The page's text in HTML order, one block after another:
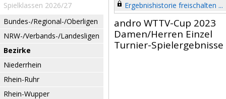
Spielklassen 2026/27
Bundes-/Regional-/Oberligen
NRW-/Verbands-/Landesligen
Bezirke
Niederrhein
Rhein-Ruhr
Rhein-Wupper
Ergebnishistorie freischalten ...
andro WTTV-Cup 2023
Damen/Herren Einzel
Turnier-Spielergebnisse